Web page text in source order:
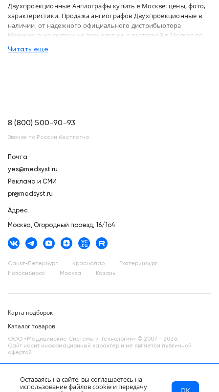
Двухпроекционные Ангиографы купить в Москве: цены, фото,
характеристики. Продажа ангиографов Двухпроекционные в
наличии, от надежного официального дистрибьютора
Медицинские системы и технологии, с доставкой в Москва по
России
Читать еще
8 (800) 500-90-93
Звонок по России бесплатно
Почта
yes@medsyst.ru
Реклама и СМИ
pr@medsyst.ru
Адрес
Москва, Огородный проезд, 16/1с4
Санкт-Петербург Краснодар
Екатеринбург
Новосибирск
Москва Казань
Карта подборок
Каталог товаров
ООО «Медицинские Системы и Технологии» © 2007 - 2026.
Сайт носит информационный характер и не является публичной
офертой.
Оставаясь на сайте, вы соглашаетесь на
использование файлов cookie и передачу